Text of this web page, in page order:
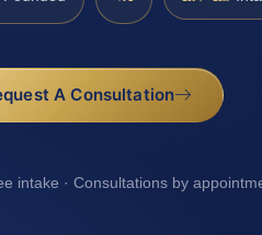
A Consultation
intake · Consultations by